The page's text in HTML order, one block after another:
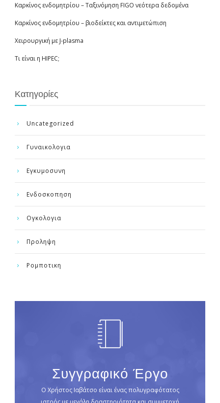
Καρκίνος ενδομητρίου – Ταξινόμηση FIGO νεότερα δεδομένα
Καρκίνος ενδομητρίου – βιοδείκτες και αντιμετώπιση
Χειρουργική με J-plasma
Τι είναι η HIPEC;
Κατηγορίες
Uncategorized
Γυναικολογια
Εγκυμοσυνη
Ενδοσκοπηση
Ογκολογια
Προληψη
Ρομποτικη
Συγγραφικό Έργο
Ο Χρήστος Ιαβάτσο είναι ένας πολυγραφότατος